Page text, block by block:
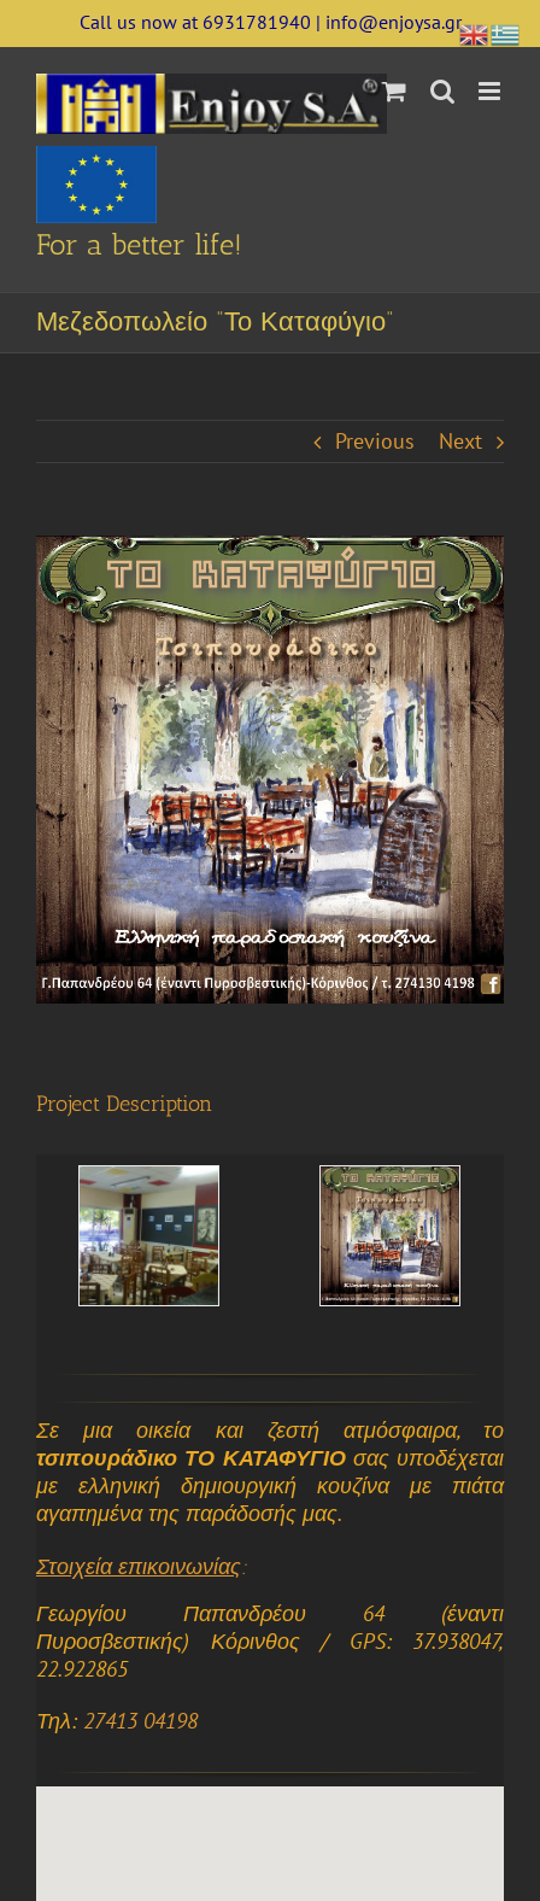
to
content
Call us now at 6931781940 | info@enjoysa.gr
For a better life!
Μεζεδοπωλείο “Το Καταφύγιο”
Previous Next
View
Larger
Image
Project Description
Σε μια οικεία και ζεστή ατμόσφαιρα, το
τσιπουράδικο ΤΟ ΚΑΤΑΦΥΓΙΟσας υποδέχεται
με ελληνική δημιουργική κουζίνα με πιάτα
αγαπημένα της παράδοσής μας.
Στοιχεία επικοινωνίας:
Γεωργίου Παπανδρέου 64 (έναντι
Πυροσβεστικής) Κόρινθος / GPS: 37.938047,
22.922865
Τηλ: 27413 04198